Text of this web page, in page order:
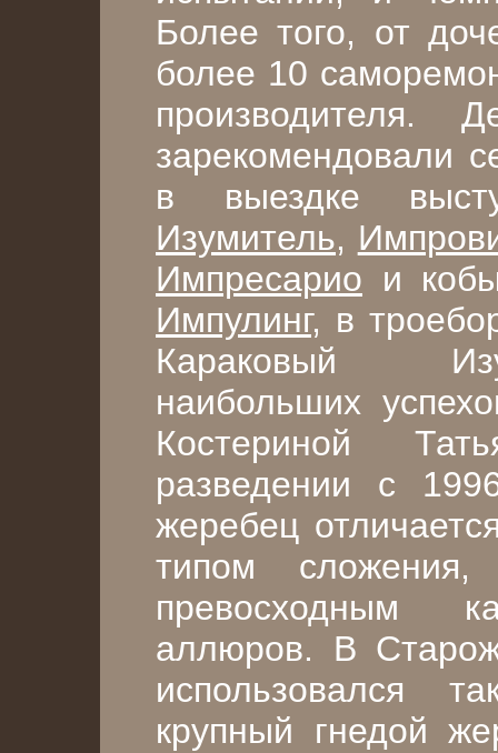
Более того, от
более 10
производителя.
зарекомендовали
в выездке
Изумитель,
Импресарио и
Импулинг, в
Караковый
наибольших
Костериной
разведении с
жеребец
типом
превосходным
аллюров. В
использовался
крупный гнедой